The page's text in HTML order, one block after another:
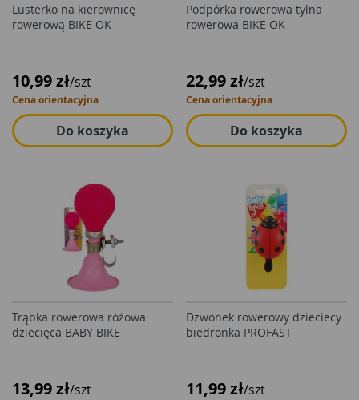
Lusterko na kierownicę
rowerową BIKE OK
10,99 zł/szt
Cena orientacyjna
Do koszyka
Podpórka rowerowa tylna
rowerowa BIKE OK
22,99 zł/szt
Cena orientacyjna
Do koszyka
Trąbka rowerowa różowa
dziecięca BABY BIKE
13,99 zł/szt
Dzwonek rowerowy dzieciecy
biedronka PROFAST
11,99 zł/szt